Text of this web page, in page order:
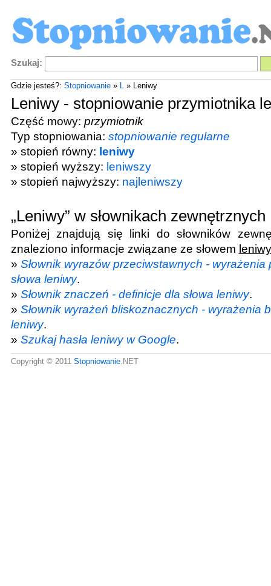
Szukaj:
Gdzie jesteś?: Stopniowanie» L» Leniwy
Leniwy - stopniowanie przymiotnika
Część mowy: przymiotnik
Typ stopniowania: stopniowanie regularne
» stopień równy: leniwy
» stopień wyższy: leniwszy
» stopień najwyższy: najleniwszy
„Leniwy” w słownikach zewnętrznych
Poniżej znajdują się linki do słowników
znaleziono informacje związane ze słowem leniwy
» Słownik wyrazów przeciwstawnych - wyrażenia
słowa leniwy.
» Słownik znaczeń - definicje dla słowa leniwy.
» Słownik wyrażeń bliskoznacznych - wyrażenia
leniwy.
» Szukaj hasła leniwy w Google.
Copyright © 2011 Stopniowanie.NET